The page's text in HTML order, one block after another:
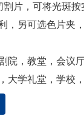
割片，可将光斑
，另可选色片夹
院，教堂，会议
大学礼堂，学校